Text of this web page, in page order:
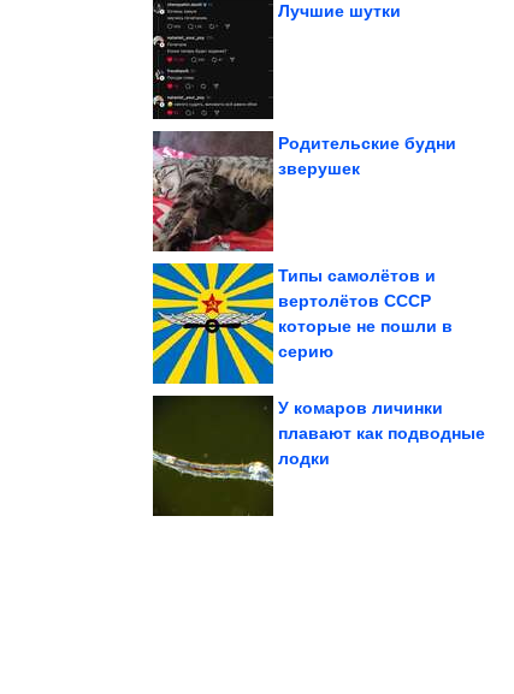
Лучшие шутки
Родительские будни
зверушек
Шерстяные разбойники,
Типы самолётов и
вертолётов СССР
которые не пошли в
серию
90-х. Вау!
У комаров личинки
плавают как подводные
лодки